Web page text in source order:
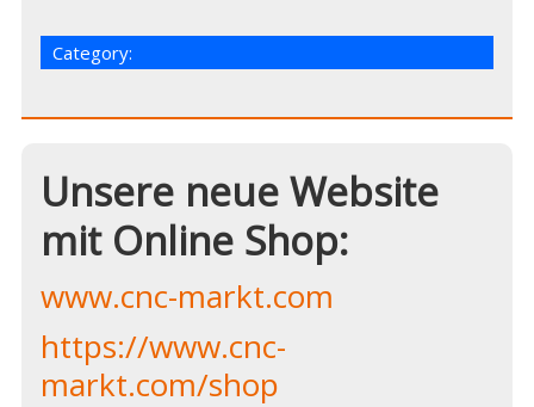
Category:
Unsere neue Website
mit Online Shop:
www.cnc-markt.com
https://www.cnc-
markt.com/shop